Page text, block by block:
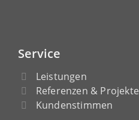
Service
Leistungen
Referenzen & Projekte
Kundenstimmen